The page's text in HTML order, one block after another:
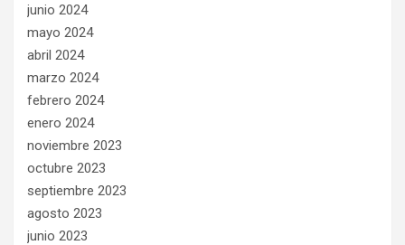
junio 2024
mayo 2024
abril 2024
marzo 2024
febrero 2024
enero 2024
noviembre 2023
octubre 2023
septiembre 2023
agosto 2023
junio 2023